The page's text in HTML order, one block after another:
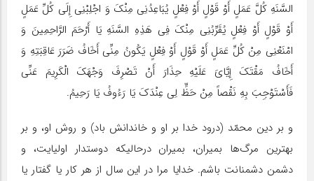
السَّنَهِ کُلَّ عَمَلٍ أَوْ قَوْلٍ أَوْ فِعْلٍ یُبَاعِدُنِی مِنْکَ وَ اجْلِبْنِی إِلَى کُلِّ عَمَلٍ
أَوْ قَوْلٍ أَوْ فِعْلٍ یُقَرِّبُنِی مِنْکَ فِی هَذِهِ السَّنَهِ یَا أَرْحَمَ الرَّاحِمِینَ وَ
امْنَعْنِی مِنْ کُلِّ عَمَلٍ أَوْ قَوْلٍ أَوْ فِعْلٍ یَکُونُ مِنِّی أَخَافُ ضَرَرَ عَاقِبَتِهِ وَ
أَخَافُ مَقْتَکَ إِیَّایَ عَلَیْهِ حِذَارَ أَنْ تَصْرِفَ وَجْهَکَ الْکَرِیمَ عَنِّی
فَأَسْتَوْجِبَ بِهِ نَقْصاً مِنْ حَظٍّ لِی عِنْدَکَ یَا رَءُوفُ یَا رَحِیمُ.
و بر دین محمّد (درود خدا بر او و خاندانش باد) و روش او، و بر
بهترین مرگ‌ها بمیران، بمیران درحالیکه دوستدار اولیایت، و
دشمن دشمنانت باشم. خدایا مرا در این سال از هر کار یا گفتار یا